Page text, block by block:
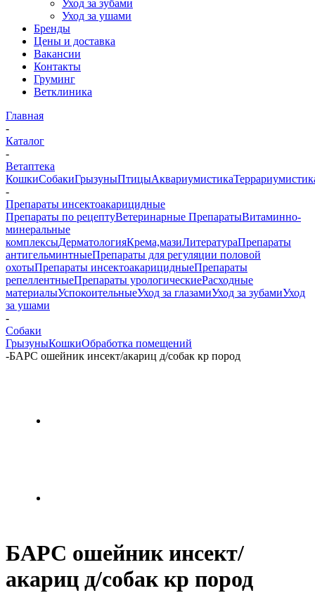
Уход за зубами
Уход за ушами
Бренды
Цены и доставка
Вакансии
Контакты
Груминг
Ветклиника
Главная
-
Каталог
-
Ветаптека
КошкиСобакиГрызуныПтицыАквариумистика
-
Препараты инсектоакарицидные
Препараты по рецептуВетеринарные ПрепаратыВитаминно-
минеральные
комплексыДерматологияКрема,мазиЛитератураПрепараты
антигельминтныеПрепараты для регуляции половой
охотыПрепараты инсектоакарицидныеПрепараты
репеллентныеПрепараты урологическиеРасходные
материалыУспокоительныеУход за глазамиУход за зубамиУход
за ушами
-
Собаки
ГрызуныКошкиОбработка помещений
-БАРС ошейник инсект/акариц д/собак кр пород
БАРС ошейник инсект/
акариц д/собак кр пород